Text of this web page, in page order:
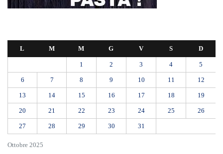
Ottobre 2025
L M M G V S D
1 2 3 4 5
6 7 8 9 10 11 12
13 14 15 16 17 18 19
20 21 22 23 24 25 26
27 28 29 30 31